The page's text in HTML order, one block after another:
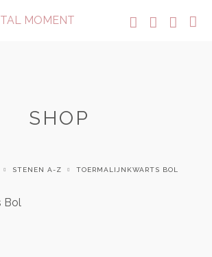
SHOP
STENEN A-Z TOERMALIJNKWARTS BOL